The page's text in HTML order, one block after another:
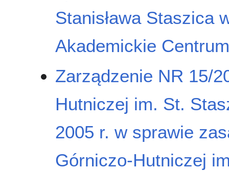
Stanisława Staszica
Akademickie
Zarządzenie NR 15/
Hutniczej im. St.
2005 r. w sprawie
Górniczo-Hutniczej